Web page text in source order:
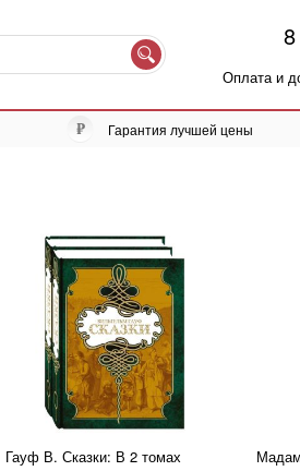
Оплата и
Гарантия лучшей цены
Гауф В. Сказки: В 2 томах